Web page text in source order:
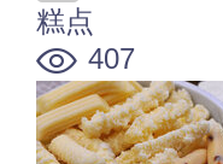
糕点
407